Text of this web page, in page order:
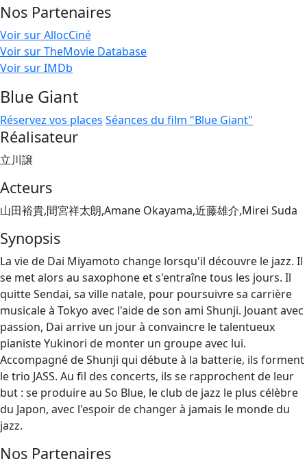
Nos Partenaires
Voir sur AllocCiné
Voir sur TheMovie Database
Voir sur IMDb
Blue Giant
Réservez vos places Séances du film "Blue Giant"
Réalisateur
立川譲
Acteurs
山田裕貴,間宮祥太朗,Amane Okayama,近藤雄介,Mirei Suda
Synopsis
La vie de Dai Miyamoto change lorsqu'il découvre le jazz. Il
se met alors au saxophone et s'entraîne tous les jours. Il
quitte Sendai, sa ville natale, pour poursuivre sa carrière
musicale à Tokyo avec l'aide de son ami Shunji. Jouant avec
passion, Dai arrive un jour à convaincre le talentueux
pianiste Yukinori de monter un groupe avec lui.
Accompagné de Shunji qui débute à la batterie, ils forment
le trio JASS. Au fil des concerts, ils se rapprochent de leur
but : se produire au So Blue, le club de jazz le plus célèbre
du Japon, avec l'espoir de changer à jamais le monde du
jazz.
Nos Partenaires